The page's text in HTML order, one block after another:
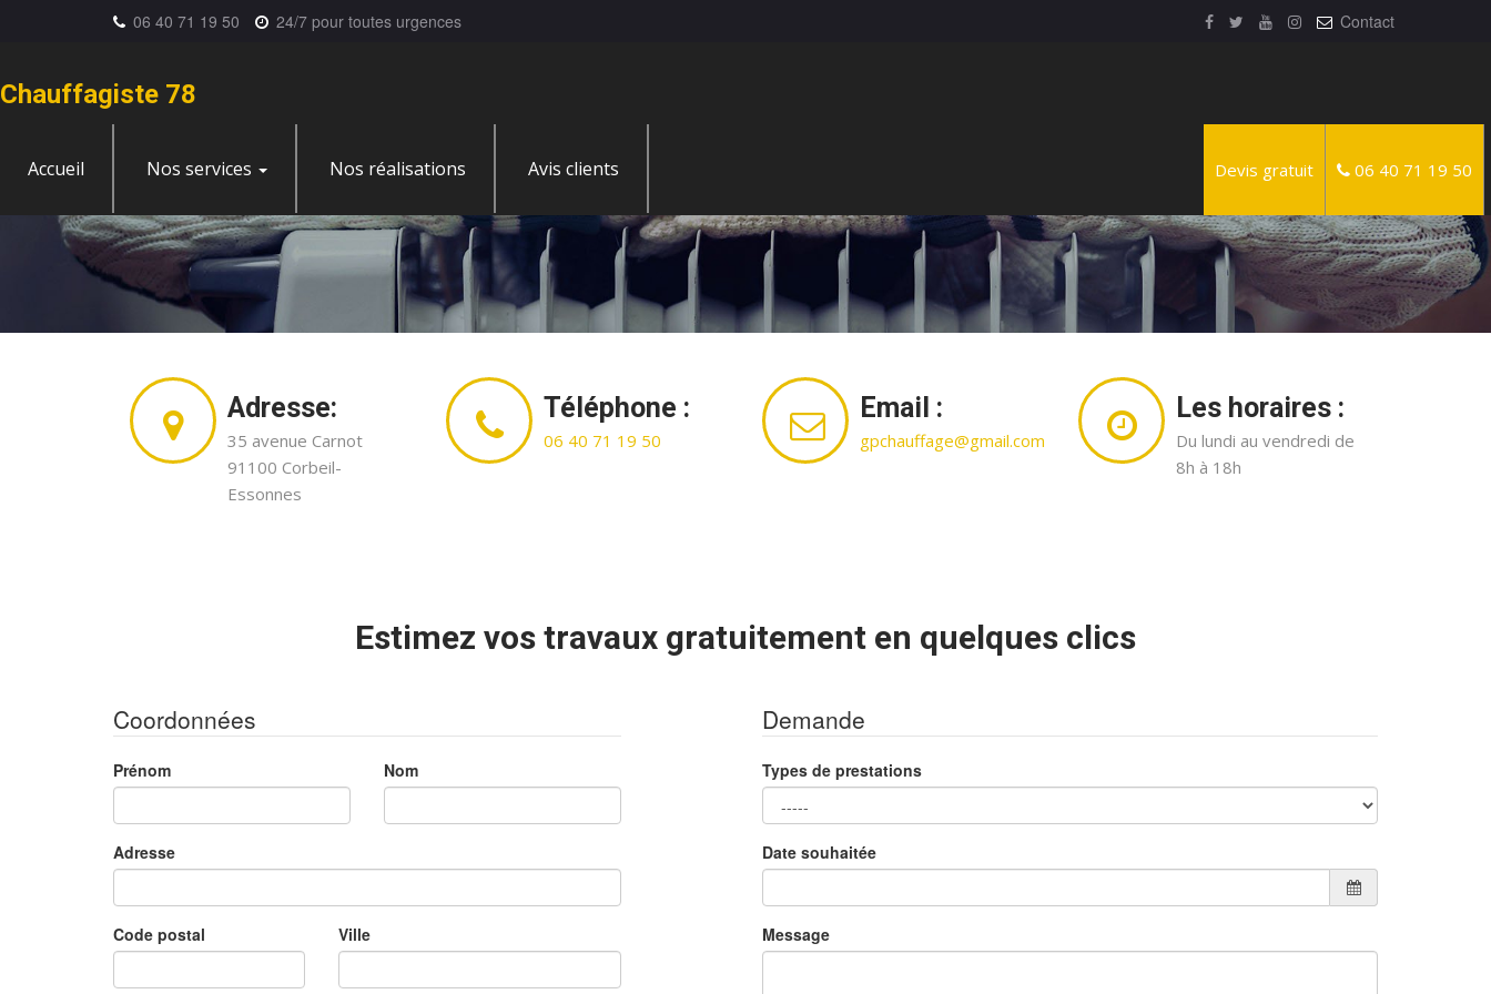
06 40 71 19 50 24/7 pour toutes urgences Contact
Chauffagiste 78
Accueil Nos services Nos réalisations Avis clients 06 40 71 19 50
Devis gratuit
Adresse:
35 avenue Carnot
91100 Corbeil-
Essonnes
Téléphone :
06 40 71 19 50
Email :
gpchauffage@gmail.com
Les horaires :
Du lundi au vendredi de
8h à 18h
Estimez vos travaux gratuitement en quelques clics
Coordonnées
Prénom Nom
Adresse
Code postal Ville
Demande
Types de prestations
Date souhaitée
Message